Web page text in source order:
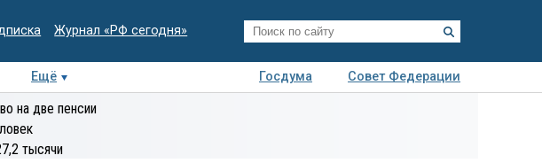
Журнал «РФ сегодня»
Ещё Госдума
Совет Федерации
Деловая
на две пенсии
тысячи